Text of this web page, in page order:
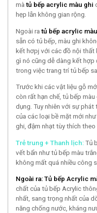
màtủ bếp acrylic màu ghi
hẹp lẫn không gian rộng.
Ngoài ratủ bếp acrylic
sẵn có tủ bếp, màu ghi
kết hơpj với các đồ nội thất
gì nó cũng dễ dàng kết
trong việc trang trí tủ bếp
Trước khi các vật liệu gỗ
còn rất hạn chế, tủ bếp
dụng. Tuy nhiên với sự
của các loại bề mặt mới
ghi, đậm nhạt tùy thích theo
Trẻ trung + Thanh lịch: Tủ
vết bẩn như tủ bếp màu
không mất quá nhiều công
Ngoài ra: Tủ bếp Acrylic
chất của tủ bếp Acrylic
nhất, sang trọng nhất của
năng chống nước, kháng